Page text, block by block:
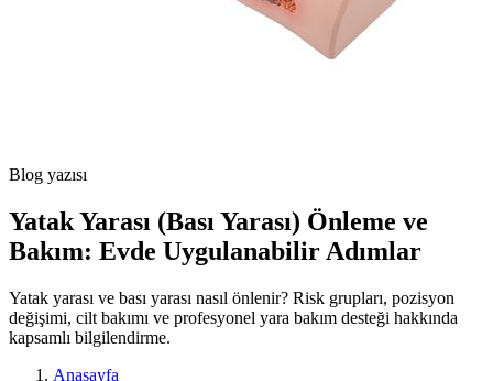
Blog yazısı
Yatak Yarası (Bası Yarası) Önleme ve
Bakım: Evde Uygulanabilir Adımlar
Yatak yarası ve bası yarası nasıl önlenir? Risk grupları, pozisyon
değişimi, cilt bakımı ve profesyonel yara bakım desteği hakkında
kapsamlı bilgilendirme.
Anasayfa